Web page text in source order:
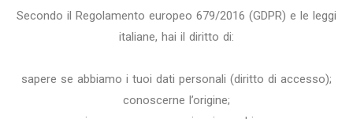
Secondo il Regolamento europeo 679/2016 (GDPR) e le leggi
italiane, hai il diritto di:
sapere se abbiamo i tuoi dati personali (diritto di accesso);
conoscerne l’origine;